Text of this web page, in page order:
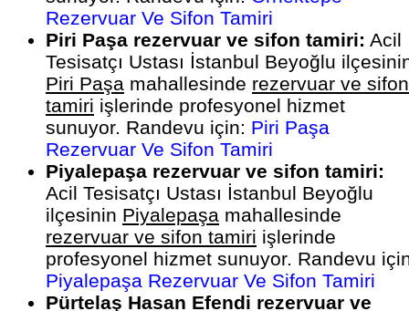
Rezervuar Ve Sifon Tamiri
Piri Paşa rezervuar ve sifon tamiri: Acil
Tesisatçı Ustası İstanbul Beyoğlu
Piri Paşa mahallesinde rezervuar ve sifon
tamiri işlerinde profesyonel hizmet
sunuyor. Randevu için: Piri Paşa
Rezervuar Ve Sifon Tamiri
Piyalepaşa rezervuar ve sifon tamiri:
Acil Tesisatçı Ustası İstanbul Beyoğlu
ilçesinin Piyalepaşa mahallesinde
rezervuar ve sifon tamiri işlerinde
profesyonel hizmet sunuyor. Randevu
Piyalepaşa Rezervuar Ve Sifon Tamiri
Pürtelaş Hasan Efendi rezervuar ve